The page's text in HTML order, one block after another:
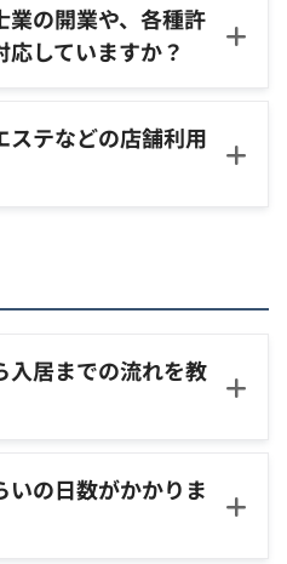
業の開業や、各種許
していますか？
ステなどの店舗利用
入居までの流れを教
いの日数がかかりま